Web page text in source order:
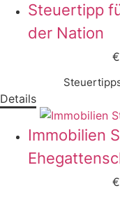
Steuertipp
der Nation
Details
Immobilien